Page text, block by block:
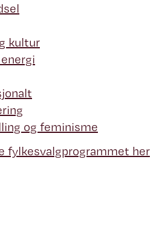
kultur
og feminisme
fylkesvalgprogrammet her